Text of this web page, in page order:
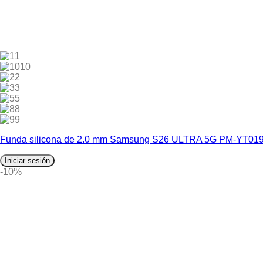
1
10
2
3
5
8
9
Funda silicona de 2.0 mm Samsung S26 ULTRA 5G PM-
Iniciar sesión
-10%